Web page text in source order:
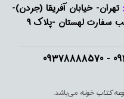
تهران- خیابان آفریقا (جردن)-
بالاتر از تقاطع میرداماد- کوچه مینا - جنب سفارت لهستان -پلاک 9
کتاب خونه می‌باشد.